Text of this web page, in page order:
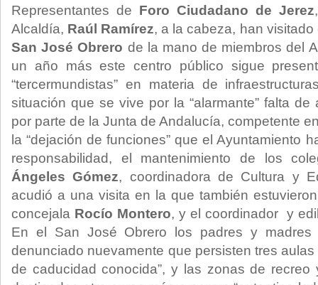
Representantes de Foro Ciudadano de Jerez
Alcaldía, Raúl Ramírez, a la cabeza, han
San José Obrero de la mano de miembros del
un año más este centro público sigue
“tercermundistas” en materia de
situación que se vive por la “alarmante” falta
por parte de la Junta de Andalucía, competente
la “dejación de funciones” que el Ayuntamiento
responsabilidad, el mantenimiento de los
Ángeles Gómez, coordinadora de Cultura y
acudió a una visita en la que también
concejala Rocío Montero, y el coordinador y
En el San José Obrero los padres y madres
denunciado nuevamente que persisten tres aulas
de caducidad conocida”, y las zonas de